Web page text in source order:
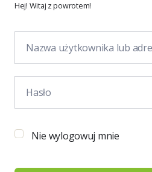
Hej! Witaj z powrotem!
Nie wylogowuj mnie